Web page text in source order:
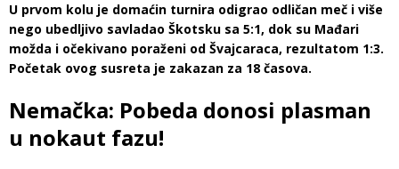
U prvom kolu je domaćin turnira odigrao odličan meč i više
nego ubedljivo savladao Škotsku sa 5:1, dok su Mađari
možda i očekivano poraženi od Švajcaraca, rezultatom 1:3.
Početak ovog susreta je zakazan za 18 časova.
Nemačka: Pobeda donosi plasman
u nokaut fazu!